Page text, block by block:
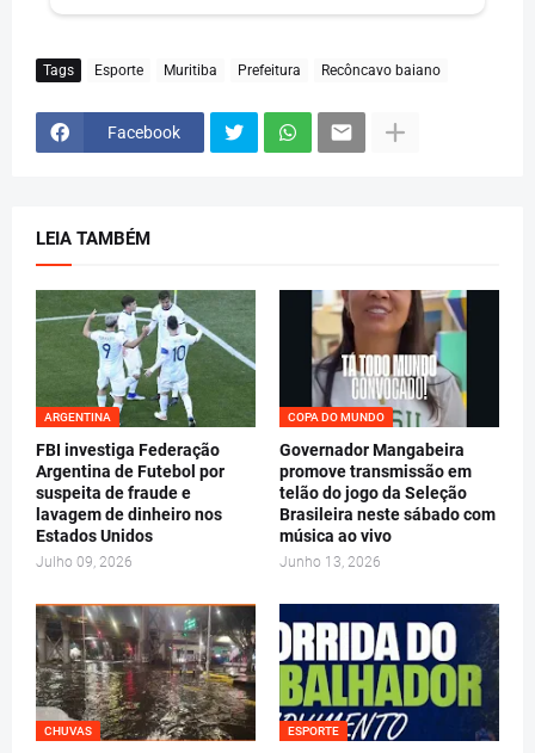
Tags Esporte Muritiba Prefeitura Recôncavo baiano
Facebook
LEIA TAMBÉM
ARGENTINA
FBI investiga Federação
Argentina de Futebol por
suspeita de fraude e
lavagem de dinheiro nos
Estados Unidos
Julho 09, 2026
COPA DO MUNDO
Governador Mangabeira
promove transmissão em
telão do jogo da Seleção
Brasileira neste sábado com
música ao vivo
Junho 13, 2026
CHUVAS ESPORTE